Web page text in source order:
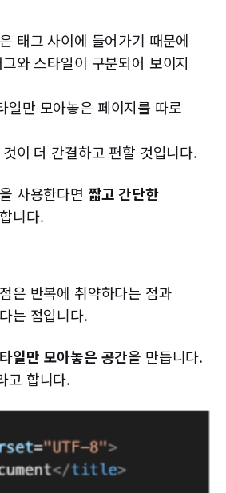
태그 사이에 들어가기 때문에
와 스타일이 구분되어 보이지
일만 모아놓은 페이지를 따로
이 더 간결하고 편할 것입니다.
사용한다면 짧고 간단한
니다.
은 반복에 취약하다는 점과
는 점입니다.
일만 모아놓은 공간을 만듭니다.
고 합니다.